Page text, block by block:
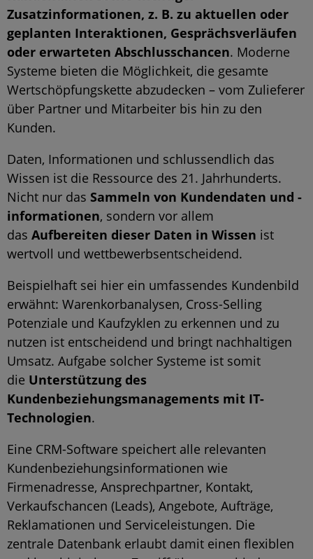
Zusatzinformationen, z. B. zu aktuellen oder
geplanten Interaktionen, Gesprächsverläufen
oder erwarteten Abschlusschancen. Moderne
Systeme bieten die Möglichkeit, die gesamte
Wertschöpfungskette abzudecken – vom Zulieferer
über Partner und Mitarbeiter bis hin zu den
Kunden.
Daten, Informationen und schlussendlich das
Wissen ist die Ressource des 21. Jahrhunderts.
Nicht nur das Sammeln von Kundendaten und -
informationen, sondern vor allem
das Aufbereiten dieser Daten in Wissen ist
wertvoll und wettbewerbsentscheidend.
Beispielhaft sei hier ein umfassendes Kundenbild
erwähnt: Warenkorbanalysen, Cross-Selling
Potenziale und Kaufzyklen zu erkennen und zu
nutzen ist entscheidend und bringt nachhaltigen
Umsatz. Aufgabe solcher Systeme ist somit
die Unterstützung des
Kundenbeziehungsmanagements mit IT-
Technologien.
Eine CRM-Software speichert alle relevanten
Kundenbeziehungsinformationen wie
Firmenadresse, Ansprechpartner, Kontakt,
Verkaufschancen (Leads), Angebote, Aufträge,
Reklamationen und Serviceleistungen. Die
zentrale Datenbank erlaubt damit einen flexiblen